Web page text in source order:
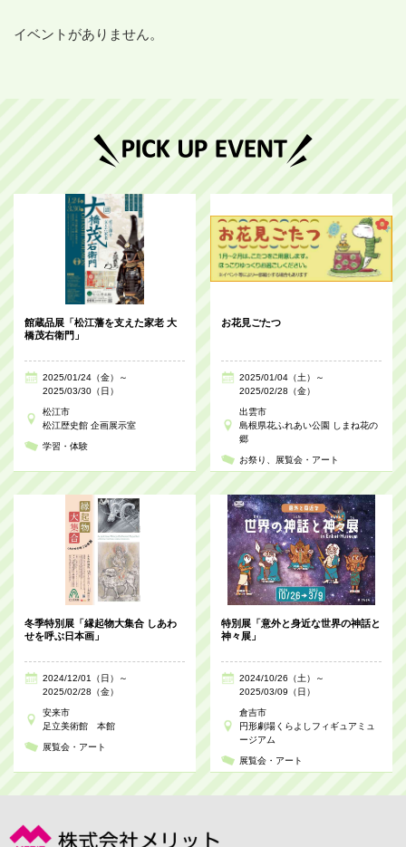
イベントがありません。
館蔵品展「松江藩を支えた家老 大
橋茂右衛門」
2025/01/24（金）～
2025/03/30（日）
松江市
松江歴史館 企画展示室
学習・体験
お花見ごたつ
2025/01/04（土）～
2025/02/28（金）
出雲市
島根県花ふれあい公園 しまね花の
郷
お祭り 展覧会・アート
冬季特別展「縁起物大集合 しあわ
せを呼ぶ日本画」
2024/12/01（日）～
2025/02/28（金）
安来市
足立美術館 本館
展覧会・アート
特別展「意外と身近な世界の神話と
神々展」
2024/10/26（土）～
2025/03/09（日）
倉吉市
円形劇場くらよしフィギュアミュ
ージアム
展覧会・アート